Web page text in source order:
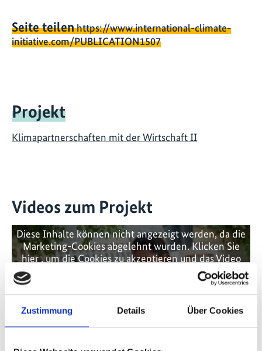
Zustimmung Details Über Cookies
Seite teilenhttps://www.international-climate-
initiative.com/PUBLICATION1507
Projekt
Klimapartnerschaften mit der Wirtschaft II
Videos zum Projekt
Diese Inhalte können nicht angezeigt werden, da die
Marketing-Cookies abgelehnt wurden. Klicken Sie
hier, um die Cookies zu akzeptieren und das Video